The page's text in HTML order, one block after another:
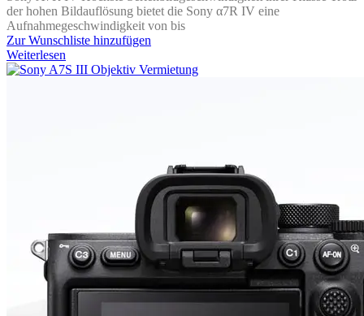
der hohen Bildauflösung bietet die Sony α7R IV eine
Aufnahmegeschwindigkeit von bis
Zur Wunschliste hinzufügen
Weiterlesen